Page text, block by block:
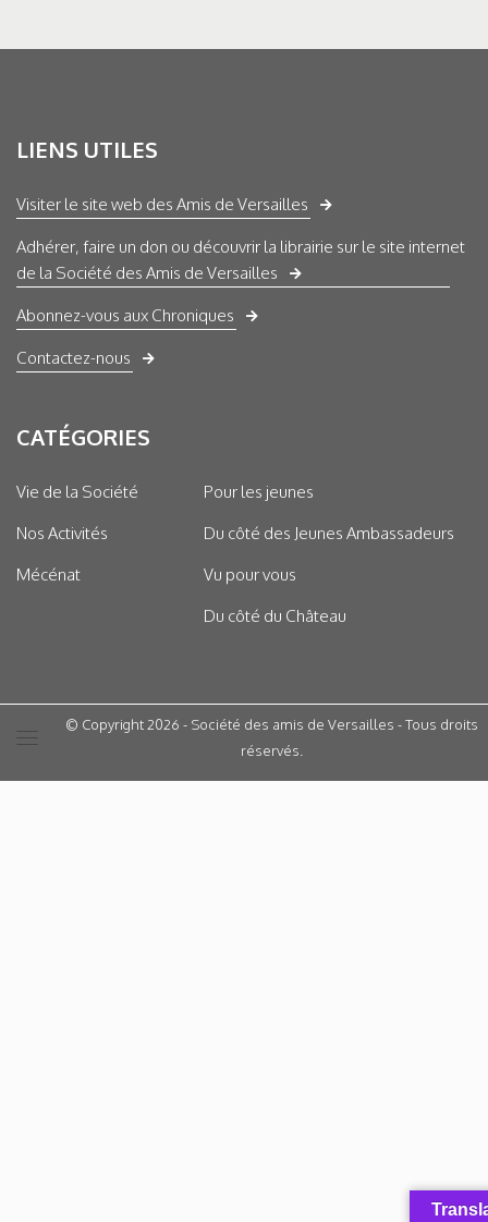
LIENS UTILES
Visiter le site web des Amis de Versailles
Adhérer, faire un don ou découvrir la librairie sur le site internet
de la Société des Amis de Versailles
Abonnez-vous aux Chroniques
Contactez-nous
CATÉGORIES
Vie de la Société
Nos Activités
Mécénat
Pour les jeunes
Du côté des Jeunes Ambassadeurs
Vu pour vous
Du côté du Château
© Copyright 2026 - Société des amis de Versailles - Tous droits
réservés.